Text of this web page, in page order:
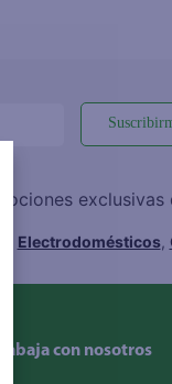
exclusivas
Electrodomésticos,
Trabaja con nosotros